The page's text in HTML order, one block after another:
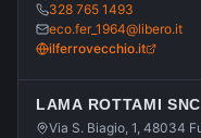
328 765 1493
eco.fer_1964@libero.it
ilferrovecchio.it
LAMA ROTTAMI
Via S. Biagio, 1, 48034